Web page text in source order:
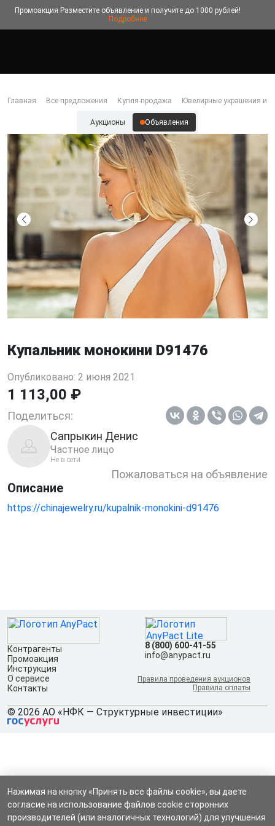
Промоакция Разместите объявление и получите до 1000 рублей!
Подробнее
Главная Все предложения Купля-продажа Ювелирные украшения и
Аукционы Объявления
Купальник монокини D91476
Опубликовано: 2 июня 2021
1 113,00 ₽
Поделиться:
Сапрыкин Денис
Частное лицо
Не в сети
Пожаловаться на объявление
Описание
https://chinajewelry.ru/kupalnik-monokini-d91476
Контрагенты
Промоакция
Инструкция
О сервисе
Контакты
8 (800) 600-41-55
info@anypact.ru
Правила проведения аукционов
Правила оплаты
© 2026 АО «НФК — Структурные инвестиции»
Нажимая на кнопку «Принять все файлы cookie», вы даете
согласие на использование файлов cookie сторонних
производителей (или аналогичных технологий) для улучшения